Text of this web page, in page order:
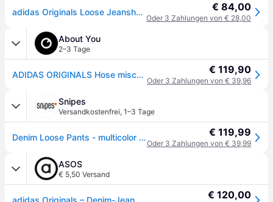
adidas Originals Loose Jeanshose - Multicolor / Bronze Strata - 29" € 84,00
Oder 3 Zahlungen von € 28,00
About You
2–3 Tage
ADIDAS ORIGINALS Hose mischfarben € 119,90
Oder 3 Zahlungen von € 39,96
Snipes
Versandkostenfrei, 1–3 Tage
Denim Loose Pants - multicolor - 29 € 119,99
Oder 3 Zahlungen von € 39,99
ASOS
€ 5,50 Versand
adidas Originals – Denim-Jeans mit weitem Bein und Leopardenmuster-Bunt € 120,00